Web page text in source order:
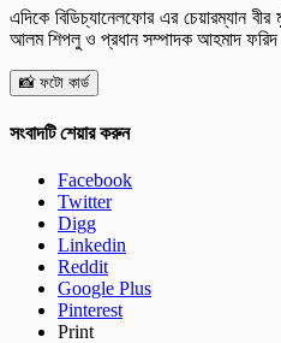
এদিকে বিডিচ্যানেলফোর এর চেয়ারম্যান
আলম শিপলু ও প্রধান সম্পাদক আহমাদ
📸 ফটো কার্ড
সংবাদটি শেয়ার করুন
Facebook
Twitter
Digg
Linkedin
Reddit
Google Plus
Pinterest
Print